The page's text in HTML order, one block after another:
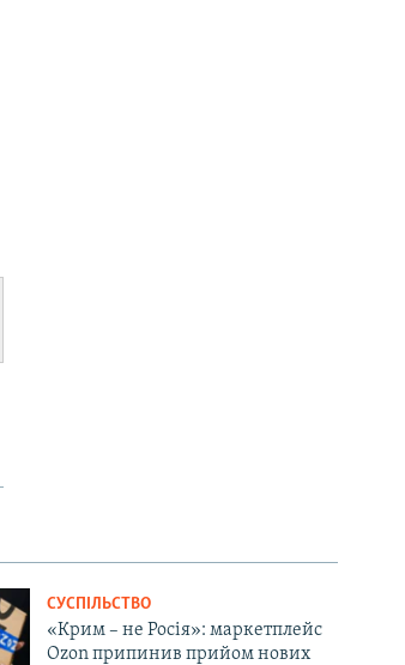
СУСПІЛЬСТВО
«Крим – не Росія»: маркетплейс
Ozon припинив прийом нових